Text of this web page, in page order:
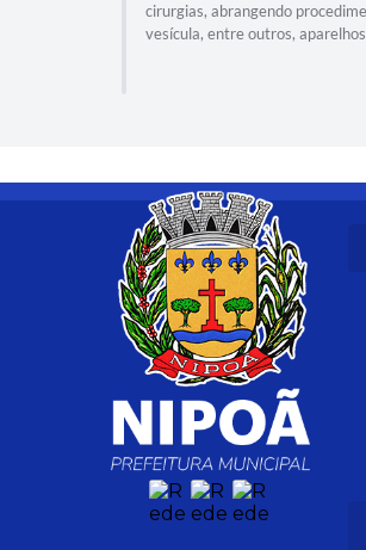
cirurgias, abrangendo
vesícula, entre outros,